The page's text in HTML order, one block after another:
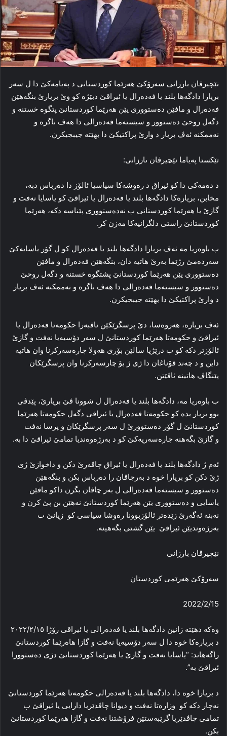
نێچیرڤان بارزانی سەرۆکێ هەرێما کوردستانی د پەیامەکێ دا ل سەر
بریارا دادگەها بلند یا فەدەرال یا ئیراقێ دبێژە کو وێ بریارێ بنگەهێن
فەدەرال و مافێن دەستووری یێن هەرێما کوردستانێ پتگوه خستنە و
دگەل روحێ دەستوور و سیستەما فەدەرالی دا هەڤ ناگرە و
نەممکنە ئەڤ بریار د وارێ پراکتیکێ دا بهێتە جیبجیکرن.
تێکستا پەیاما نێچیرڤان ىارزانی:
د دەمەکی دا کو ئیراق د رەوشەکا سیاسیا ئالۆز دا دەرباس دبە،
مخابن، بریارەکا دادگەها بلند یا فەدەرال یا ئیراقێ کو یاسایا نەفت و
گازێ یا هەرێما کوردستانی ب نەدەستووری پێناسە دکە، هەرێما
کوردستانێ راستی دلگرانیەکا مەزن کر.
ب باوەریا مە ئەڤ بریارا دادگەها بلند یا فەدەرال کو ل گۆر یاسایەکێ
سەردەمێ رژێما بەرێ هاتیە دان، بنگەهێن فەدەرال و مافێن
دەستووری یێن هەرێما کوردستانێ پشتگوه خستنە و دگەل روحێ
دەستوور و سیستەما فەدەرالی دا هەڤ ناگرە و نەممکنە ئەڤ بریار
د وارێ پراکتیکێ دا بهێتە جیبجیکرن.
ئەڤ بریارە، هەروەسا، دێ پرسگرێکێن ناڤبەرا حکومەتا فەدەرال یا
ئیراقێ و حکومەتا هەرێما کوردستانێ ل سەر دۆسیەیا نەفت و گازێ
ئالۆزتر دکە کو ب درێژیا سالێن بۆری هەولا چارەسەرکرنا وان هاتیە
داین و د چەند قۆناغان دا ژی ژ بۆ چارسەرکرنا وان پرسگرێکان
پێنگاڤ هاتینە ئاڤێتن.
ب باوەریا مە، دادگەها بلند یا فەدەرال ل شوونا ڤێ بریارێ، پێدڤی
بوو بریار بدە کو حکومەتا فەدەرال یا ئیراقی دگەل حکومەتا هەرێما
کوردستانێ ل گۆر دەستوورێ ل سەر پرسگرێکان و پرسا نەفت
و گازێ بگەهنە چارەسەریەکێ کو د بەرژەوەندیا تمامێ ئیراقێ دا بە.
ئەم ژ دادگەها بلند یا فەدەرال یا ئیراق چاڤەرێ دکن و داخوازێ ژی
ژێ دکن کو بریارا خوە د بەرچاڤان را دەرباس بکن و بنگەهێن
دەستوور و سیستەما فەدەرالی ل بەر چاڤان بگرن داکو مافێن
یاسایی و دەستووری یێن هەرێما کوردستانێ نەهێن بن پێ کرن و
نەبنە ئەگەرێ زێدەتر ئالۆزبوونا رەوشا سیاسی کو زیانێ ب
بەرژەوندیێن ئیراقێ یێن گشتی بگەهینە.
نێچيرڤان بارزانى
سه‌رۆكێ هه‌رێمى كوردستان
2022/2/15
وەکە دهێتە زانین دادگەها بلند یا فەدەرالی یا ئیراقی رۆژا ٢٠٢٢/٢/١٥
د بریارەکا خوە دا ل سەر دۆسیەیا نەفت و گازا هاەرێما کوردستانێ
راگەهاند: “یاسایا نەفت و گازێ یا هەرێما کوردستانێ دژی دەستوورا
ئیراقێ یە”.
د بریارا خوە دا، دادگەها بلند یا فەدەرالی حکومەتا هەرێما کوردستانێ
نەچار دکە کو وزارەتا نەفت و دیوانا چاڤدێریا دارایی یا ئیراقێ ب
تمامی چاڤدێریا گرێبەستێن فرۆشتنا نەفت و گازا هەرێما کوردستانێ
بکن.